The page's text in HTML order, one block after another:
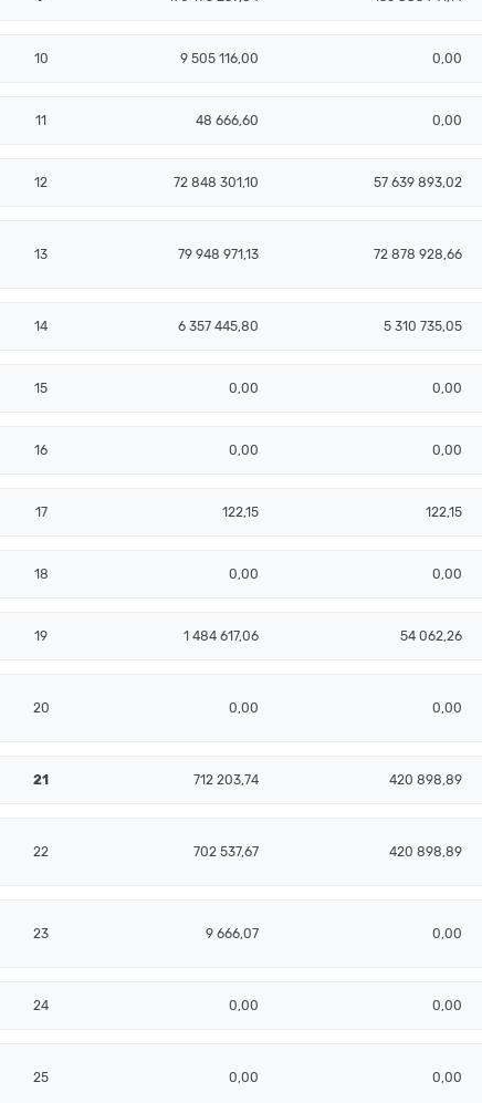
10 9 505 116,00 0,00
11 48 666,60 0,00
12 72 848 301,10 57 639 893,02
13 79 948 971,13 72 878 928,66
14 6 357 445,80 5 310 735,05
15 0,00 0,00
16 0,00 0,00
17 122,15 122,15
18 0,00 0,00
19 1 484 617,06 54 062,26
20 0,00 0,00
21 712 203,74 420 898,89
22 702 537,67 420 898,89
23 9 666,07 0,00
24 0,00 0,00
25 0,00 0,00